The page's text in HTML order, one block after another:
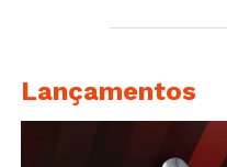
Lançamentos